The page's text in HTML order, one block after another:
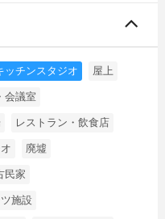
ッチンスタジオ 屋上
会議室
レストラン・飲食店
廃墟
民家
施設